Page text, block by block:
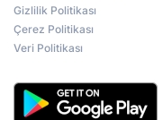
Gizlilik Politikası
Çerez Politikası
Veri Politikası